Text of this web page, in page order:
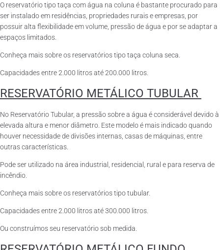
O reservatório tipo taça com água na coluna é bastante procurado para
ser instalado em residências, propriedades rurais e empresas, por
possuir alta flexibilidade em volume, pressão de água e por se adaptar a
espaços limitados.
Conheça mais sobre os reservatórios tipo taça coluna seca.
Capacidades entre 2.000 litros até 200.000 litros.
RESERVATÓRIO METÁLICO TUBULAR
No Reservatório Tubular, a pressão sobre a água é considerável devido à
elevada altura e menor diâmetro. Este modelo é mais indicado quando
houver necessidade de divisões internas, casas de máquinas, entre
outras características.
Pode ser utilizado na área industrial, residencial, rural e para reserva de
incêndio.
Conheça mais sobre os reservatórios tipo tubular.
Capacidades entre 2.000 litros até 300.000 litros.
Ou construímos seu reservatório sob medida.